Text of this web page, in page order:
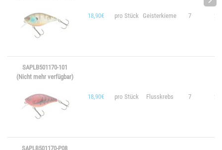
18,90€ pro Stück Geisterkieme 7
SAPLB501170-101
(Nicht mehr verfügbar)
18,90€ pro Stück Flusskrebs 7
SAPLB501170-P08